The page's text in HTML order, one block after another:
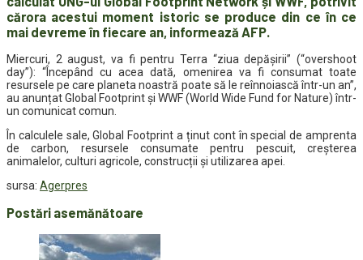
cărora acestui moment istoric se produce din ce în ce
mai devreme în fiecare an, informează AFP.
Miercuri, 2 august, va fi pentru Terra “ziua depășirii” (“overshoot
day”): “Începând cu acea dată, omenirea va fi consumat toate
resursele pe care planeta noastră poate să le reînnoiască într-un an”,
au anunțat Global Footprint și WWF (World Wide Fund for Nature) într-
un comunicat comun.
În calculele sale, Global Footprint a ținut cont în special de amprenta
de carbon, resursele consumate pentru pescuit, creșterea
animalelor, culturi agricole, construcții și utilizarea apei.
sursa: Agerpres
Postări asemănătoare